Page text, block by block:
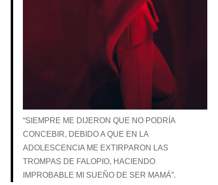
“SIEMPRE ME DIJERON QUE NO PODRÍA
CONCEBIR, DEBIDO A QUE EN LA
ADOLESCENCIA ME EXTIRPARON LAS
TROMPAS DE FALOPIO, HACIENDO
IMPROBABLE MI SUEÑO DE SER MAMÁ”.